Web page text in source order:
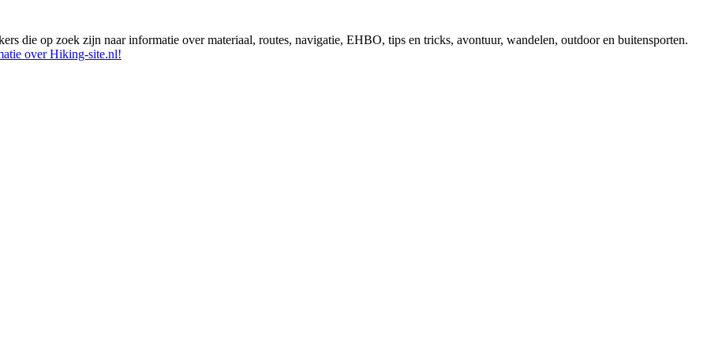
die op zoek zijn naar informatie over materiaal, routes, navigatie, EHBO, tips en tricks, avontuur, wandelen, outdoor en buitensporten.
over Hiking-site.nl!